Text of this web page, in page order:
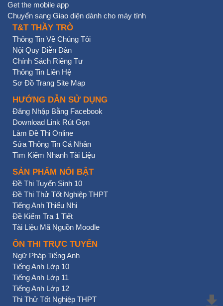
Get the mobile app
Chuyển sang Giao diện dành cho máy tính
T&T THẦY TRÒ
Thông Tin Về Chúng Tôi
Nội Quy Diễn Đàn
Chính Sách Riêng Tư
Thông Tin Liên Hệ
Sơ Đồ Trang Site Map
HƯỚNG DẪN SỬ DỤNG
Đăng Nhập Bằng Facebook
Download Link Rút Gọn
Làm Đề Thi Online
Sửa Thông Tin Cá Nhân
Tìm Kiếm Nhanh Tài Liệu
SẢN PHẨM NỔI BẬT
Đề Thi Tuyển Sinh 10
Đề Thi Thử Tốt Nghiệp THPT
Tiếng Anh Thiếu Nhi
Đề Kiểm Tra 1 Tiết
Tài Liệu Mã Nguồn Moodle
ÔN THI TRỰC TUYẾN
Ngữ Pháp Tiếng Anh
Tiếng Anh Lớp 10
Tiếng Anh Lớp 11
Tiếng Anh Lớp 12
Thi Thử Tốt Nghiệp THPT